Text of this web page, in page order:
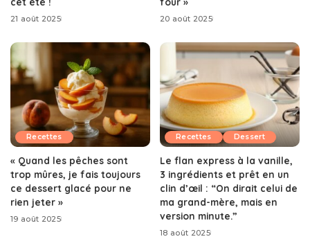
21 août 2025 20 août 2025
Recettes
« Quand les pêches sont
trop mûres, je fais toujours
ce dessert glacé pour ne
rien jeter »
19 août 2025
Recettes Dessert
Le flan express à la vanille,
3 ingrédients et prêt en un
clin d’œil : “On dirait celui de
ma grand-mère, mais en
version minute.”
18 août 2025